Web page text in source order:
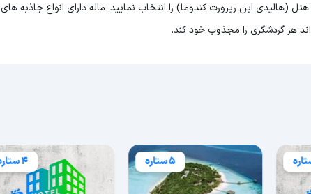
(هالیدی این ریزورت کندوما) را انتخاب نمایید. ماله دارای انواع جاذبه های
هر گردشگری را مجذوب خود کند.
5 ستاره 4 ستاره